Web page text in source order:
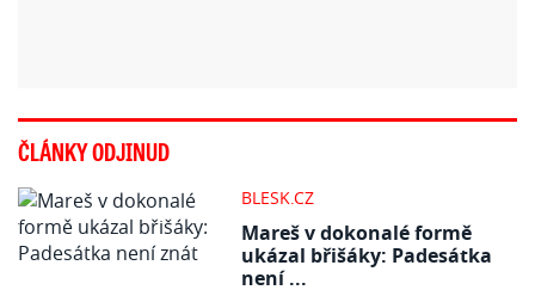
ČLÁNKY ODJINUD
BLESK.CZ
Mareš v dokonalé formě
ukázal břišáky: Padesátka
není ...